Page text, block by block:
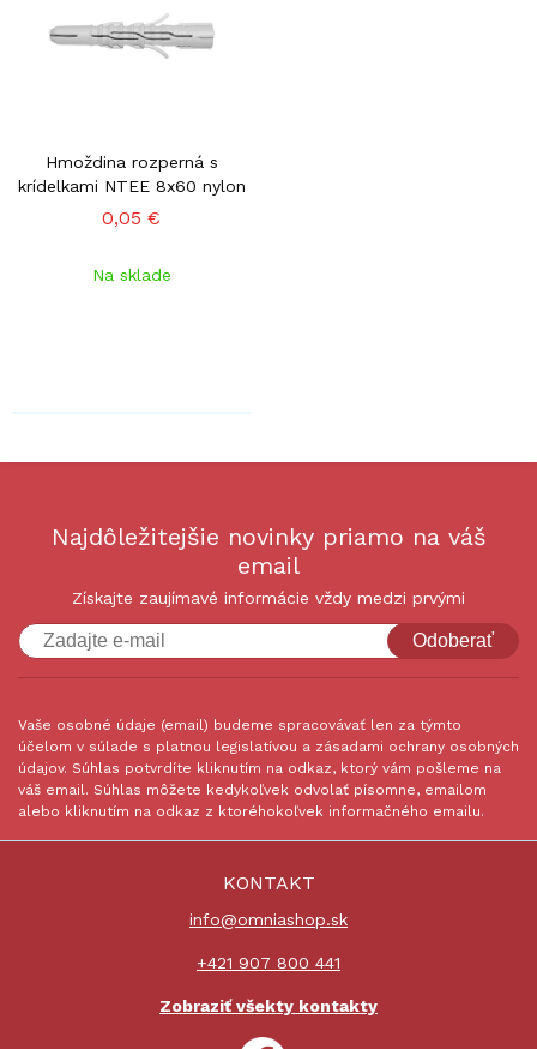
Hmoždina rozperná s
krídelkami NTEE 8x60 nylon
0,05 €
Na sklade
Najdôležitejšie novinky priamo na váš
email
Získajte zaujímavé informácie vždy medzi prvými
Odoberať
Vaše osobné údaje (email) budeme spracovávať len za týmto
účelom v súlade s platnou legislatívou a zásadami ochrany osobných
údajov. Súhlas potvrdíte kliknutím na odkaz, ktorý vám pošleme na
váš email. Súhlas môžete kedykoľvek odvolať písomne, emailom
alebo kliknutím na odkaz z ktoréhokoľvek informačného emailu.
KONTAKT
info@omniashop.sk
+421 907 800 441
Zobraziť všekty kontakty